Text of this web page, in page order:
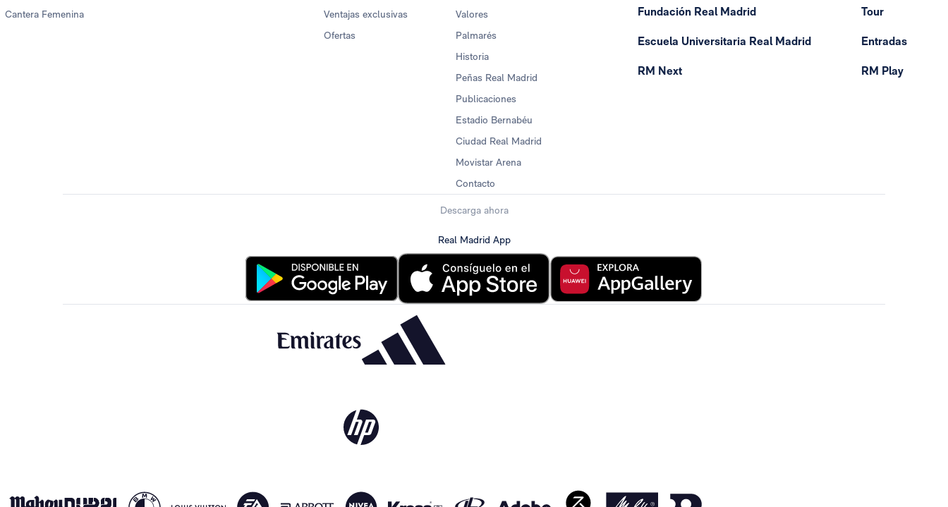
Cantera Femenina
Ventajas exclusivas
Ofertas
Valores
Palmarés
Historia
Peñas Real Madrid
Publicaciones
Estadio Bernabéu
Ciudad Real Madrid
Movistar Arena
Contacto
Fundación Real Madrid
Escuela Universitaria Real Madrid
RM Next
Tour
Entradas
RM Play
Descarga ahora
Real Madrid App